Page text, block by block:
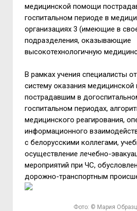
медицинской помощи
госпитальном периоде в
организациях 3 (имеющие в
подразделения, оказывающие
высокотехнологичную
В рамках учения специалисты
систему оказания
пострадавшим в
госпитальном периодах,
медицинского реагирования,
информационного
с белорусскими коллегами,
осуществление лечебно-
мероприятий при ЧС,
дорожно-транспортным
Фото: © Мария